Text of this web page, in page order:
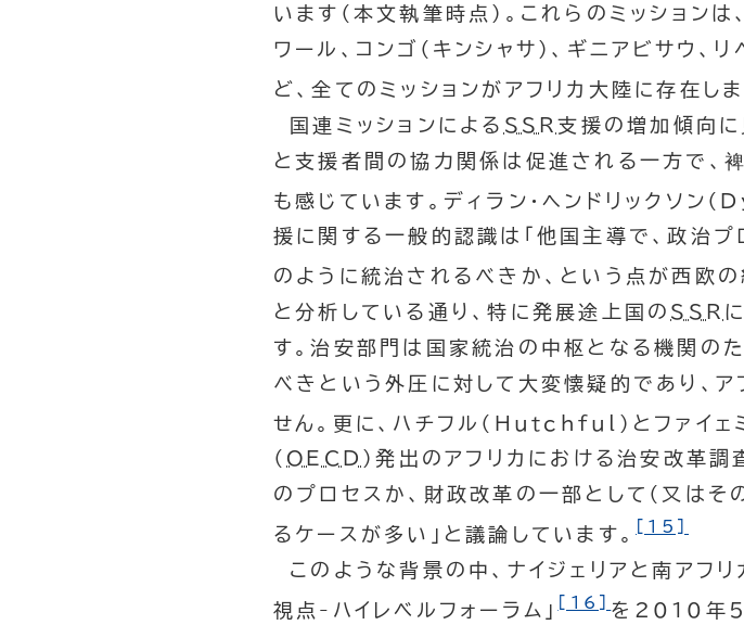
います（本文執筆時点）。これらのミッション
ワール、コンゴ（キンシャサ）、ギニアビサウ、
ど、全てのミッションがアフリカ大陸に存在しま
国連ミッションによる SSR支援の増加傾向に
と支援者間の協力関係は促進される一方で、
も感じています。ディラン・ヘンドリックソン（
援に関する一般的認識は「他国主導で、政治
のように統治されるべきか、という点が西欧
と分析している通り、特に発展途上国の SSR
す。治安部門は国家統治の中枢となる機関の
べきという外圧に対して大変懐疑的であり、
せん。更に、ハチフル（ Hutchful ）とファイェ
（OECD ）発出のアフリカにおける治安改革調
のプロセスか、財政改革の一部として（又はそ
るケースが多い」と議論しています。 [15]
このような背景の中、ナイジェリアと南アフリ
視点-ハイレベルフォーラム」[16] を2010年5